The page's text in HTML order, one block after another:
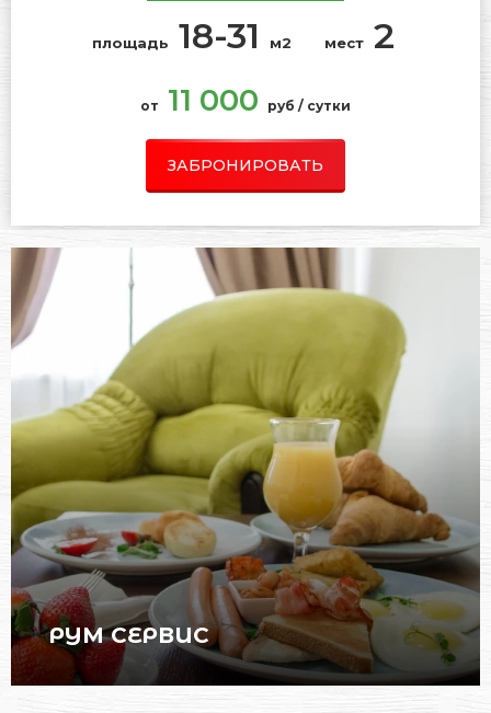
площадь 18-31 м2 мест 2
от 11 000 руб / сутки
ЗАБРОНИРОВАТЬ
РУМ СЕРВИС